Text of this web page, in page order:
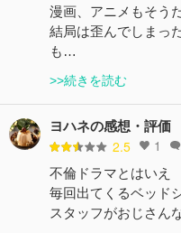
漫画、アニメもそう
結局は歪んでしまっ
も…
>>続きを読む
ヨハネの感想・評価
2.5 1
不倫ドラマとはいえ
毎回出てくるベッド
スタッフがおじさん